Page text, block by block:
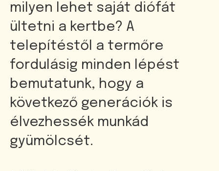
milyen lehet saját diófát
ültetni a kertbe? A
telepítéstől a termőre
fordulásig minden lépést
bemutatunk, hogy a
következő generációk is
élvezhessék munkád
gyümölcsét.